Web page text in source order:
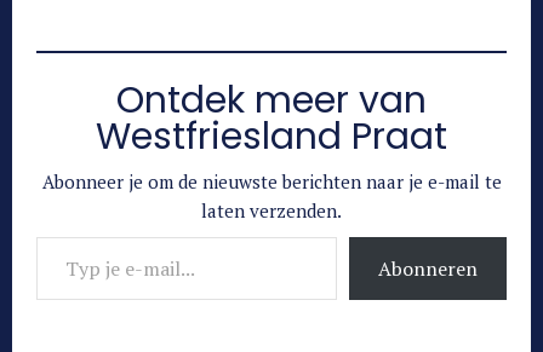
Ontdek meer van
Westfriesland Praat
Abonneer je om de nieuwste berichten naar je e-mail te
laten verzenden.
Typ je e-mail...
Abonneren